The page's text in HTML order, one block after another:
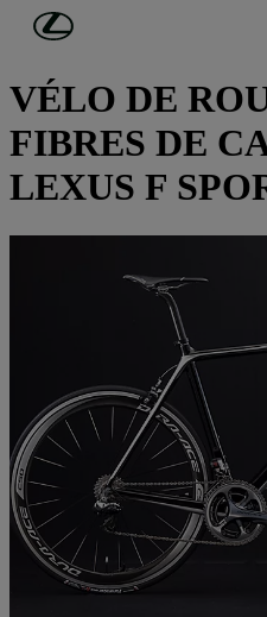
Passer au contenu principal
DÉCOUVREZ LEXUS
VÉLO DE
FIBRES DE
LEXUS F